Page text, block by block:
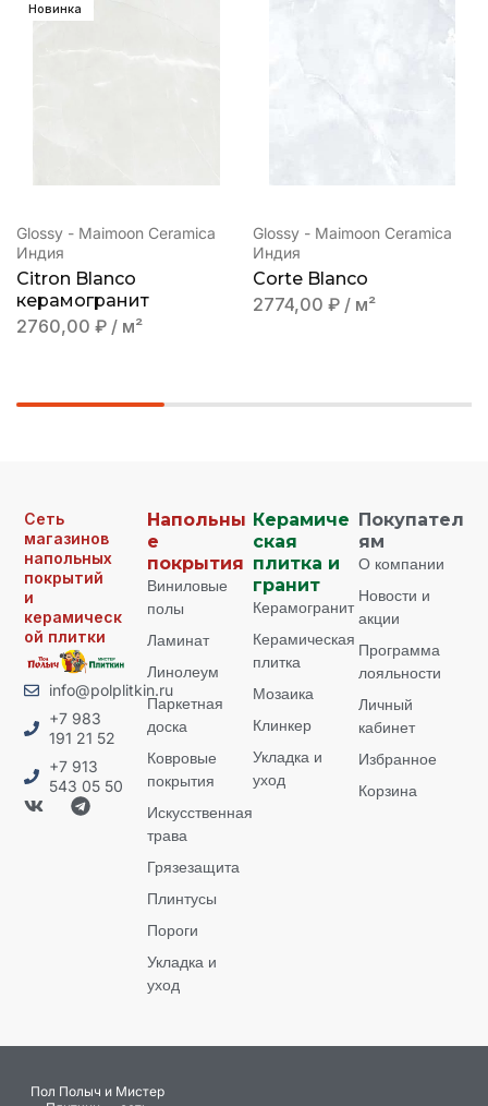
Новинка
Glossy - Maimoon Ceramica
Индия
Citron Blanco
керамогранит
2760,00 ₽ / м²
Glossy - Maimoon Ceramica
Индия
Corte Blanco
2774,00 ₽ / м²
Сеть
магазинов
напольных
покрытий
и
керамическ
ой плитки
info@polplitkin.ru
+7 983
191 21 52
+7 913
543 05 50
Напольны
е
покрытия
Виниловые
полы
Ламинат
Линолеум
Паркетная
доска
Ковровые
покрытия
Искусственная
трава
Грязезащита
Плинтусы
Пороги
Укладка и
уход
Керамиче
ская
плитка и
гранит
Керамогранит
Керамическая
плитка
Мозаика
Клинкер
Укладка и
уход
Покупател
ям
О компании
Новости и
акции
Программа
лояльности
Личный
кабинет
Избранное
Корзина
Пол Полыч и Мистер